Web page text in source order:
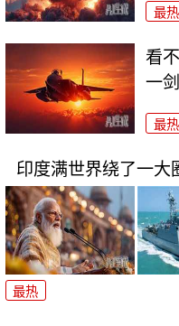
最热
看
一
最热
印度满世界绕了一大
最热